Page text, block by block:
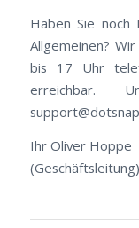
Haben Sie noch
Allgemeinen?
bis 17 Uhr
Ihr Oliver Hoppe
(Geschäftsleitung)